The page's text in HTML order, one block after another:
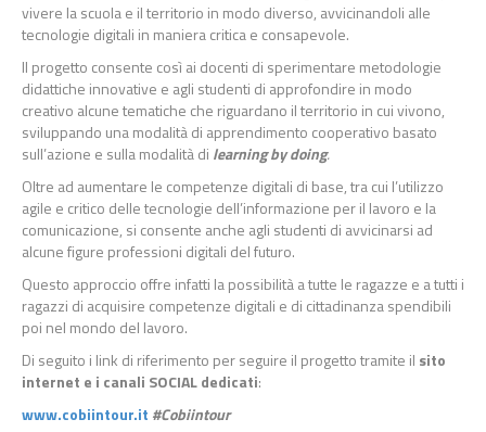
vivere la scuola e il territorio in modo diverso, avvicinandoli alle
tecnologie digitali in maniera critica e consapevole.
Il progetto consente così ai docenti di sperimentare metodologie
didattiche innovative e agli studenti di approfondire in modo
creativo alcune tematiche che riguardano il territorio in cui vivono,
sviluppando una modalità di apprendimento cooperativo basato
sull’azione e sulla modalità di learning by doing.
Oltre ad aumentare le competenze digitali di base, tra cui l’utilizzo
agile e critico delle tecnologie dell’informazione per il lavoro e la
comunicazione, si consente anche agli studenti di avvicinarsi ad
alcune figure professioni digitali del futuro.
Questo approccio offre infatti la possibilità a tutte le ragazze e a tutti i
ragazzi di acquisire competenze digitali e di cittadinanza spendibili
poi nel mondo del lavoro.
Di seguito i link di riferimento per seguire il progetto tramite il sito
internet e i canali SOCIAL dedicati:
www.cobiintour.it #Cobiintour